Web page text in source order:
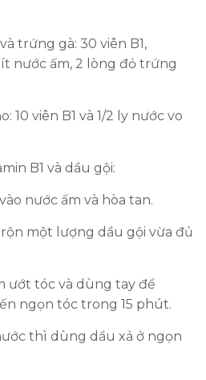
trứng gà: 30 viên B1,
nước ấm, 2 lòng đỏ trứng
10 viên B1 và 1/2 ly nước vo
B1 và dầu gội:
nước ấm và hòa tan.
một lượng dầu gội vừa đủ
ướt tóc và dùng tay để
ngọn tóc trong 15 phút.
thì dùng dầu xả ở ngọn